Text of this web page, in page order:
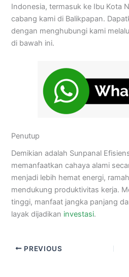
Indonesia, termasuk ke Ibu Kota
cabang kami di Balikpapan.
dengan menghubungi kami
di bawah ini.
Penutup
Demikian adalah Sunpanal
memanfaatkan cahaya alami
menjadi lebih hemat energi,
mendukung produktivitas kerja.
tinggi, manfaat jangka panjang
layak dijadikan investasi.
PREVIOUS